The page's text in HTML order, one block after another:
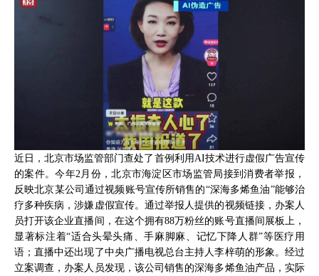
近日，北京市场监管部门查处了首例利用AI技术进行虚假广告宣传
的案件。今年2月份，北京市海淀区市场监管局接到消费者举报，
反映北京某公司通过视频账号宣传所销售的“深海多烯鱼油”能够治
疗多种疾病，涉嫌虚假宣传。通过举报人提供的视频链接，办案人
员打开该企业直播间，在这个拥有88万粉丝的账号直播间展板上，
显著标注着“适合头晕头痛、手麻脚麻、记忆下降人群”等医疗用
语；直播中还出现了中央广播电视总台主持人李梓萌的形象。经过
立案调查，办案人员发现，该公司销售的深海多烯鱼油产品，实际